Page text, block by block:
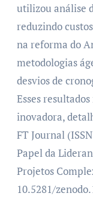
utilizou análise
reduzindo
na reforma do
metodologias
desvios de
Esses
inovadora,
FT Journal
Papel da
Projetos
10.5281/